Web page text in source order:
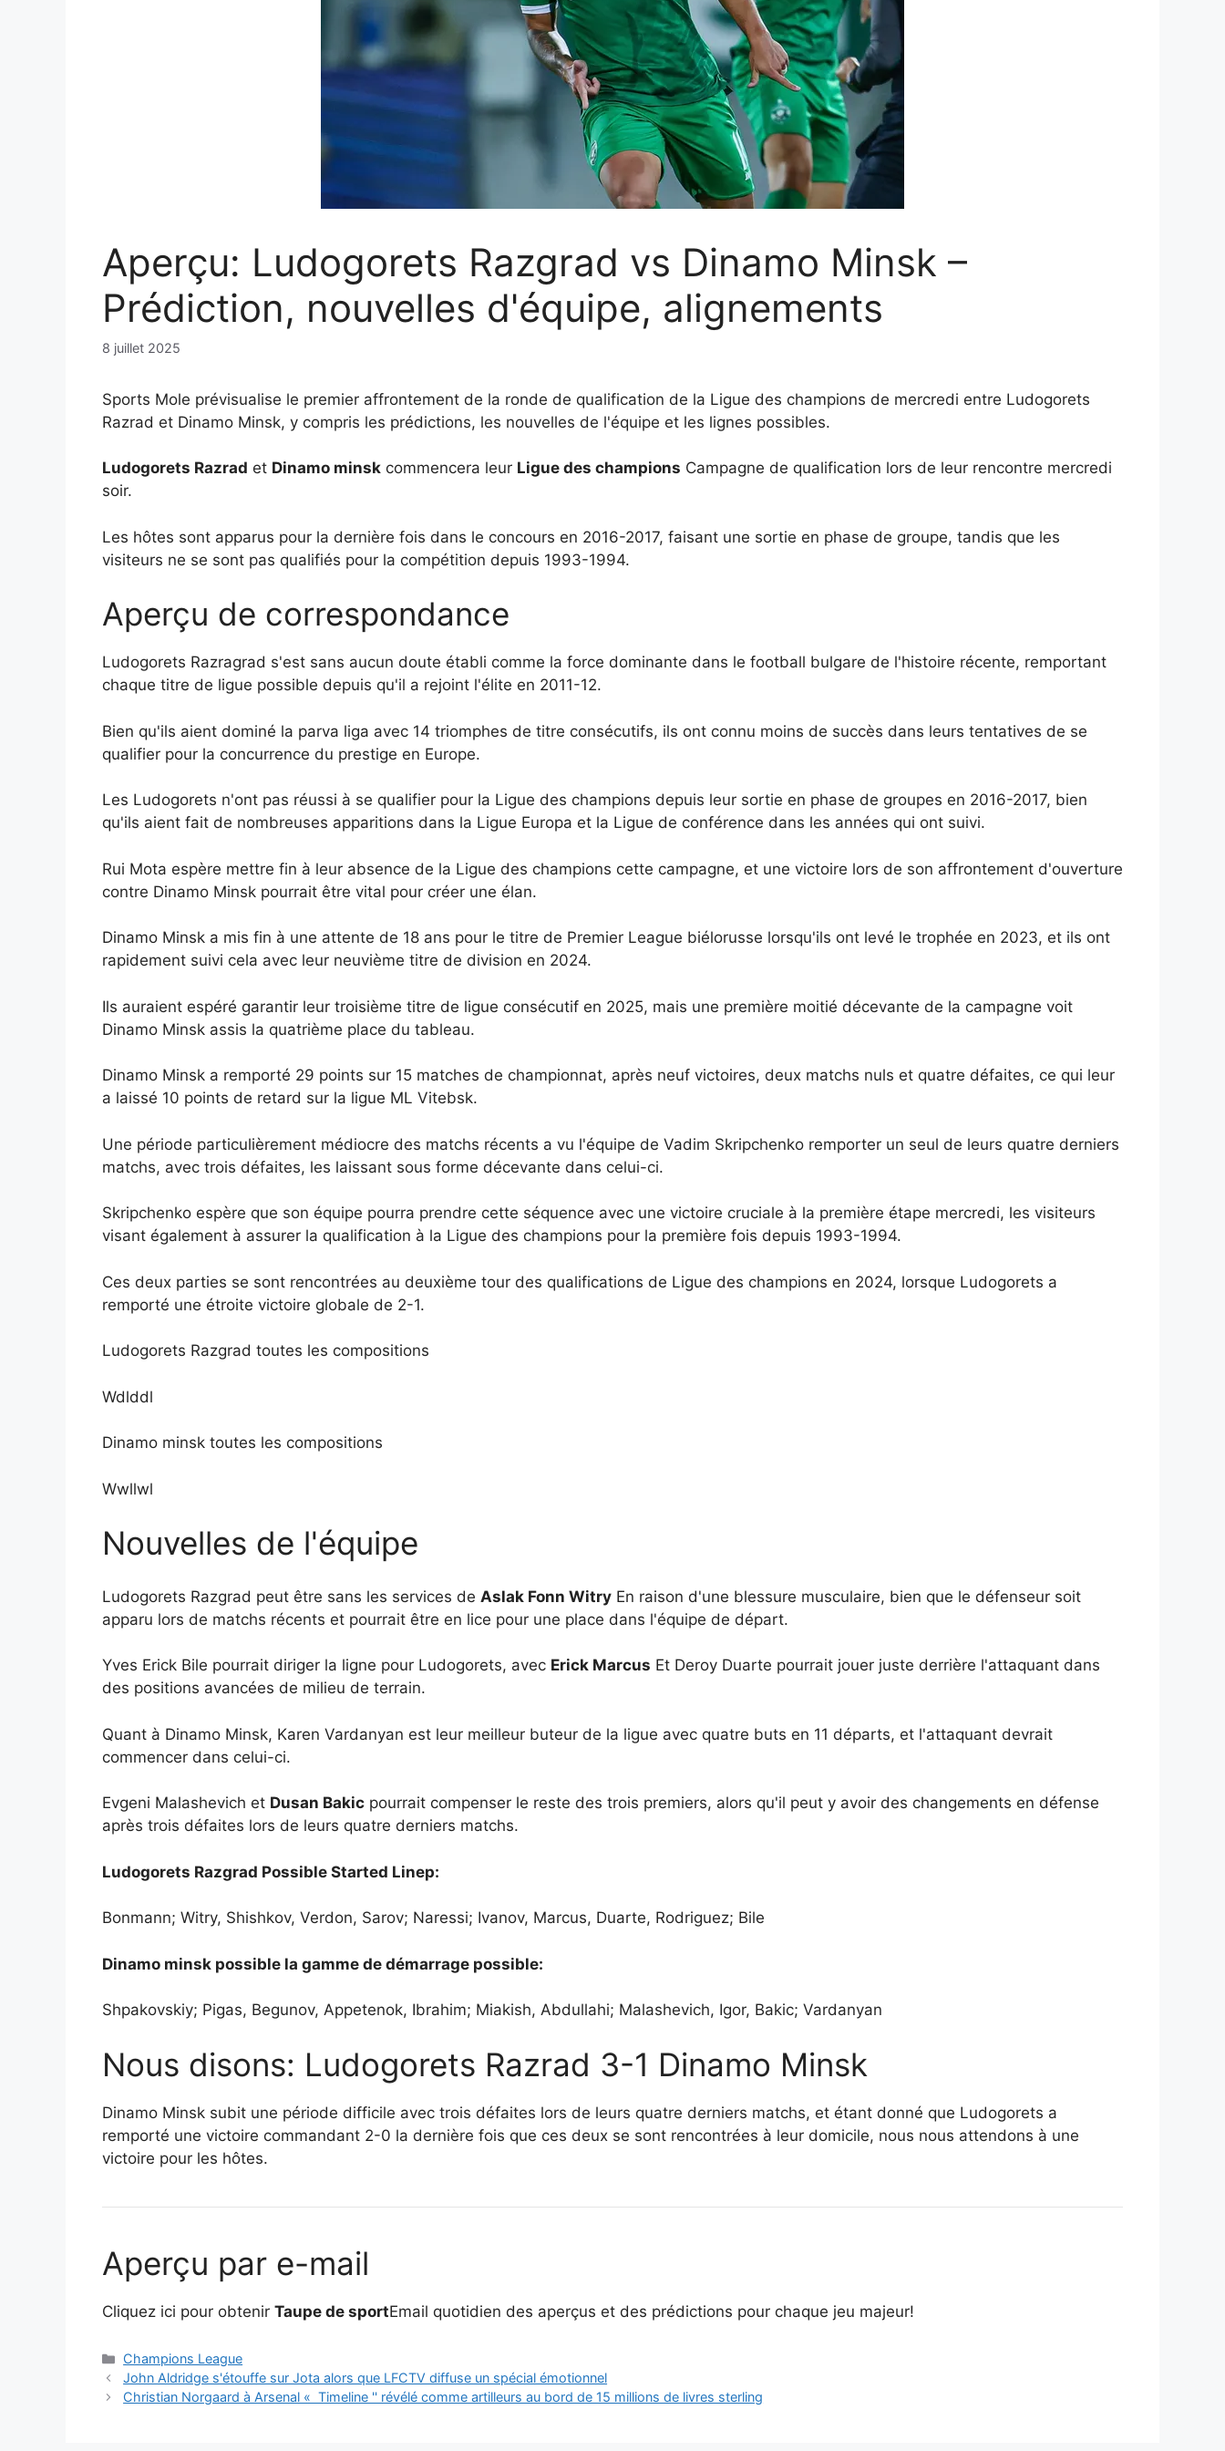
Aperçu: Ludogorets Razgrad vs Dinamo Minsk –
Prédiction, nouvelles d'équipe, alignements
8 juillet 2025
Sports Mole prévisualise le premier affrontement de la ronde de qualification de la Ligue des champions de mercredi entre Ludogorets
Razrad et Dinamo Minsk, y compris les prédictions, les nouvelles de l'équipe et les lignes possibles.
Ludogorets Razrad et Dinamo minsk commencera leur Ligue des champions Campagne de qualification lors de leur rencontre mercredi
soir.
Les hôtes sont apparus pour la dernière fois dans le concours en 2016-2017, faisant une sortie en phase de groupe, tandis que les
visiteurs ne se sont pas qualifiés pour la compétition depuis 1993-1994.
Aperçu de correspondance
Ludogorets Razragrad s'est sans aucun doute établi comme la force dominante dans le football bulgare de l'histoire récente, remportant
chaque titre de ligue possible depuis qu'il a rejoint l'élite en 2011-12.
Bien qu'ils aient dominé la parva liga avec 14 triomphes de titre consécutifs, ils ont connu moins de succès dans leurs tentatives de se
qualifier pour la concurrence du prestige en Europe.
Les Ludogorets n'ont pas réussi à se qualifier pour la Ligue des champions depuis leur sortie en phase de groupes en 2016-2017, bien
qu'ils aient fait de nombreuses apparitions dans la Ligue Europa et la Ligue de conférence dans les années qui ont suivi.
Rui Mota espère mettre fin à leur absence de la Ligue des champions cette campagne, et une victoire lors de son affrontement d'ouverture
contre Dinamo Minsk pourrait être vital pour créer une élan.
Dinamo Minsk a mis fin à une attente de 18 ans pour le titre de Premier League biélorusse lorsqu'ils ont levé le trophée en 2023, et ils ont
rapidement suivi cela avec leur neuvième titre de division en 2024.
Ils auraient espéré garantir leur troisième titre de ligue consécutif en 2025, mais une première moitié décevante de la campagne voit
Dinamo Minsk assis la quatrième place du tableau.
Dinamo Minsk a remporté 29 points sur 15 matches de championnat, après neuf victoires, deux matchs nuls et quatre défaites, ce qui leur
a laissé 10 points de retard sur la ligue ML Vitebsk.
Une période particulièrement médiocre des matchs récents a vu l'équipe de Vadim Skripchenko remporter un seul de leurs quatre derniers
matchs, avec trois défaites, les laissant sous forme décevante dans celui-ci.
Skripchenko espère que son équipe pourra prendre cette séquence avec une victoire cruciale à la première étape mercredi, les visiteurs
visant également à assurer la qualification à la Ligue des champions pour la première fois depuis 1993-1994.
Ces deux parties se sont rencontrées au deuxième tour des qualifications de Ligue des champions en 2024, lorsque Ludogorets a
remporté une étroite victoire globale de 2-1.
Ludogorets Razgrad toutes les compositions
Wdlddl
Dinamo minsk toutes les compositions
Wwllwl
Nouvelles de l'équipe
Ludogorets Razgrad peut être sans les services de Aslak Fonn Witry En raison d'une blessure musculaire, bien que le défenseur soit
apparu lors de matchs récents et pourrait être en lice pour une place dans l'équipe de départ.
Yves Erick Bile pourrait diriger la ligne pour Ludogorets, avec Erick Marcus Et Deroy Duarte pourrait jouer juste derrière l'attaquant dans
des positions avancées de milieu de terrain.
Quant à Dinamo Minsk, Karen Vardanyan est leur meilleur buteur de la ligue avec quatre buts en 11 départs, et l'attaquant devrait
commencer dans celui-ci.
Evgeni Malashevich et Dusan Bakic pourrait compenser le reste des trois premiers, alors qu'il peut y avoir des changements en défense
après trois défaites lors de leurs quatre derniers matchs.
Ludogorets Razgrad Possible Started Linep:
Bonmann; Witry, Shishkov, Verdon, Sarov; Naressi; Ivanov, Marcus, Duarte, Rodriguez; Bile
Dinamo minsk possible la gamme de démarrage possible:
Shpakovskiy; Pigas, Begunov, Appetenok, Ibrahim; Miakish, Abdullahi; Malashevich, Igor, Bakic; Vardanyan
Nous disons: Ludogorets Razrad 3-1 Dinamo Minsk
Dinamo Minsk subit une période difficile avec trois défaites lors de leurs quatre derniers matchs, et étant donné que Ludogorets a
remporté une victoire commandant 2-0 la dernière fois que ces deux se sont rencontrées à leur domicile, nous nous attendons à une
victoire pour les hôtes.
Aperçu par e-mail
Cliquez ici pour obtenir Taupe de sportEmail quotidien des aperçus et des prédictions pour chaque jeu majeur!
Catégories
Champions League
John Aldridge s'étouffe sur Jota alors que LFCTV diffuse un spécial émotionnel
Christian Norgaard à Arsenal « Timeline '' révélé comme artilleurs au bord de 15 millions de livres sterling